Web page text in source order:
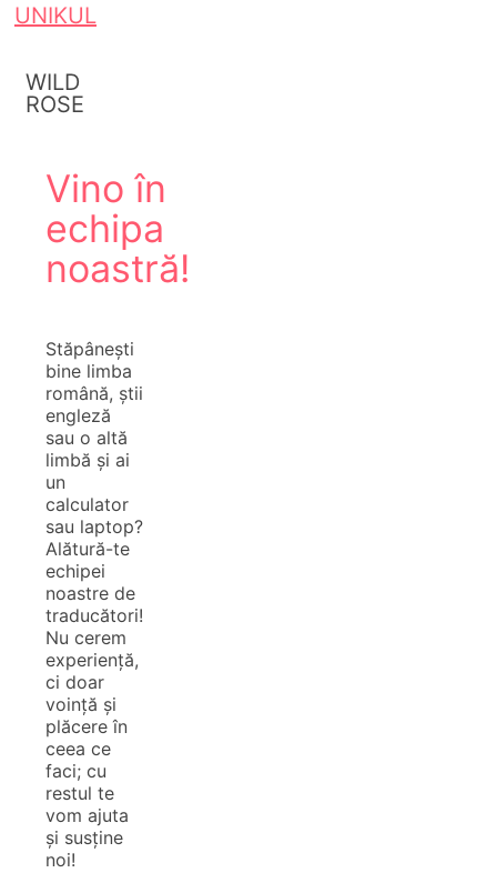
UNIKUL
WILD
ROSE
Vino în
echipa
noastră!
Stăpânești
bine limba
română, știi
engleză
sau o altă
limbă și ai
un
calculator
sau laptop?
Alătură-te
echipei
noastre de
traducători!
Nu cerem
experiență,
ci doar
voință și
plăcere în
ceea ce
faci; cu
restul te
vom ajuta
și susține
noi!